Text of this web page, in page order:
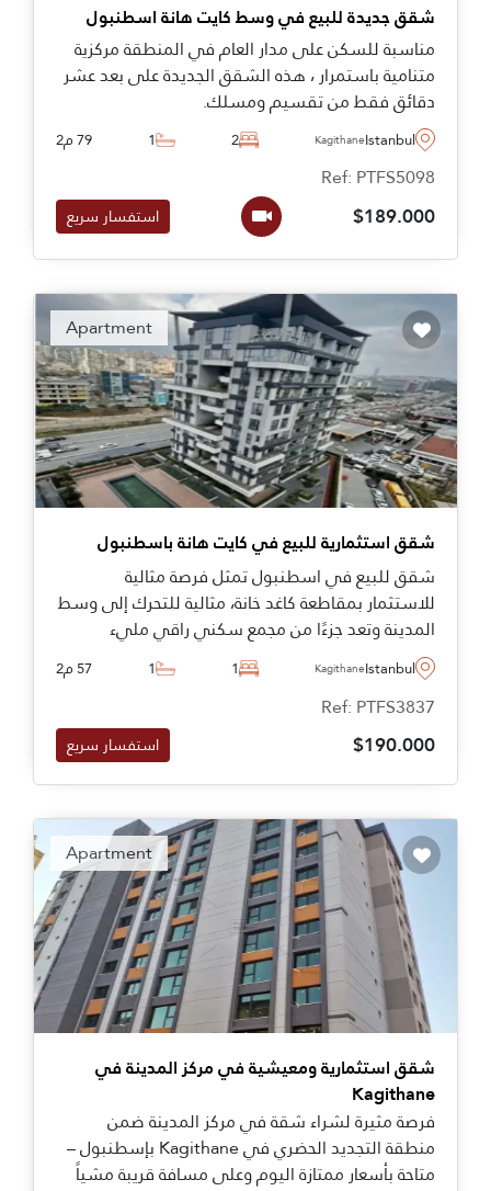
شقق جديدة للبيع في وسط كايت هانة اسطنبول
مناسبة للسكن على مدار العام في المنطقة مركزية
متنامية باستمرار ، هذه الشقق الجديدة على بعد عشر
دقائق فقط من تقسيم ومسلك.
Istanbul
Kagithane
2
1 79 م2
Ref: PTFS5098
$189.000 استفسار سريع
Apartment
شقق استثمارية للبيع في كايت هانة باسطنبول
شقق للبيع في اسطنبول تمثل فرصة مثالية
للاستثمار بمقاطعة كاغد خانة، مثالية للتحرك إلى وسط
المدينة وتعد جزءًا من مجمع سكني راقي مليء
بالمرافق الاجتماعية والعامة المخصصة للسكان. تواصل
اليوم مع عقارات تركيا للتفاصيل الكاملة بشأن
المشروع والإجابة على أية استفسارات لديكم.
Istanbul
Kagithane
1
1 57 م2
Ref: PTFS3837
$190.000 استفسار سريع
Apartment
شقق استثمارية ومعيشية في مركز المدينة في
Kagithane
فرصة مثيرة لشراء شقة في مركز المدينة ضمن
منطقة التجديد الحضري في Kagithane بإسطنبول –
متاحة بأسعار ممتازة اليوم وعلى مسافة قريبة مشياً